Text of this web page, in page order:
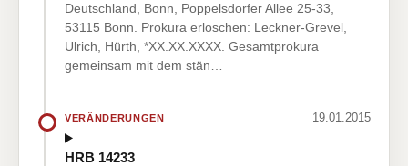
Deutschland, Bonn, Poppelsdorfer Allee 25-33,
53115 Bonn. Prokura erloschen: Leckner-Grevel,
Ulrich, Hürth, *XX.XX.XXXX. Gesamtprokura
gemeinsam mit dem stän…
VERÄNDERUNGEN 19.01.2015
HRB 14233